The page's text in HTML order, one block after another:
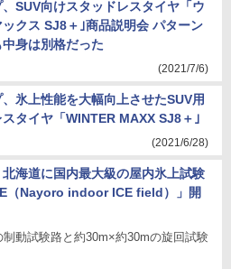
SUV向けスタッドレスタイヤ「ウ
ックス SJ8＋｣商品説明会 パターン
身は別格だった
(2021/7/6)
氷上性能を大幅向上させたSUV用
スタイヤ「WINTER MAXX SJ8＋｣
(2021/6/28)
海道に国内最大級の屋内氷上試験
（Nayoro indoor ICE field）」開
制動試験路と約30m×約30mの旋回試験